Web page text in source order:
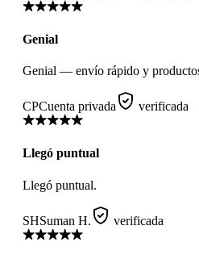
Genial
Genial — envío rápido y
CPCuenta privada verificada
Llegó puntual
Llegó puntual.
SHSuman H. verificada